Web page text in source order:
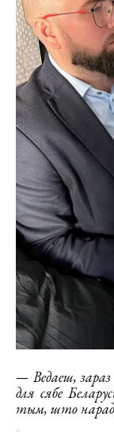
— Ведаеш,
для сябе
тым, што